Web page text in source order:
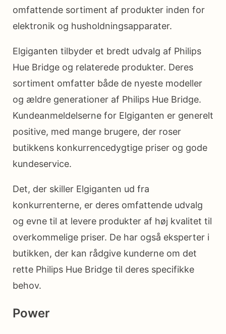
omfattende sortiment af produkter inden for
elektronik og husholdningsapparater.
Elgiganten tilbyder et bredt udvalg af Philips
Hue Bridge og relaterede produkter. Deres
sortiment omfatter både de nyeste modeller
og ældre generationer af Philips Hue Bridge.
Kundeanmeldelserne for Elgiganten er generelt
positive, med mange brugere, der roser
butikkens konkurrencedygtige priser og gode
kundeservice.
Det, der skiller Elgiganten ud fra
konkurrenterne, er deres omfattende udvalg
og evne til at levere produkter af høj kvalitet til
overkommelige priser. De har også eksperter i
butikken, der kan rådgive kunderne om det
rette Philips Hue Bridge til deres specifikke
behov.
Power